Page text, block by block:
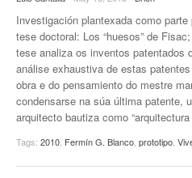
EUROPAN
Investigación plantexada como
tese doctoral: Los “huesos” de
tese analiza os inventos patentados
análise exhaustiva de estas
obra e do pensamiento do mestre
condensarse na súa última patente,
arquitecto bautiza como “arquitectura
Tags: 2010 Fermín G. Blanco prototipo